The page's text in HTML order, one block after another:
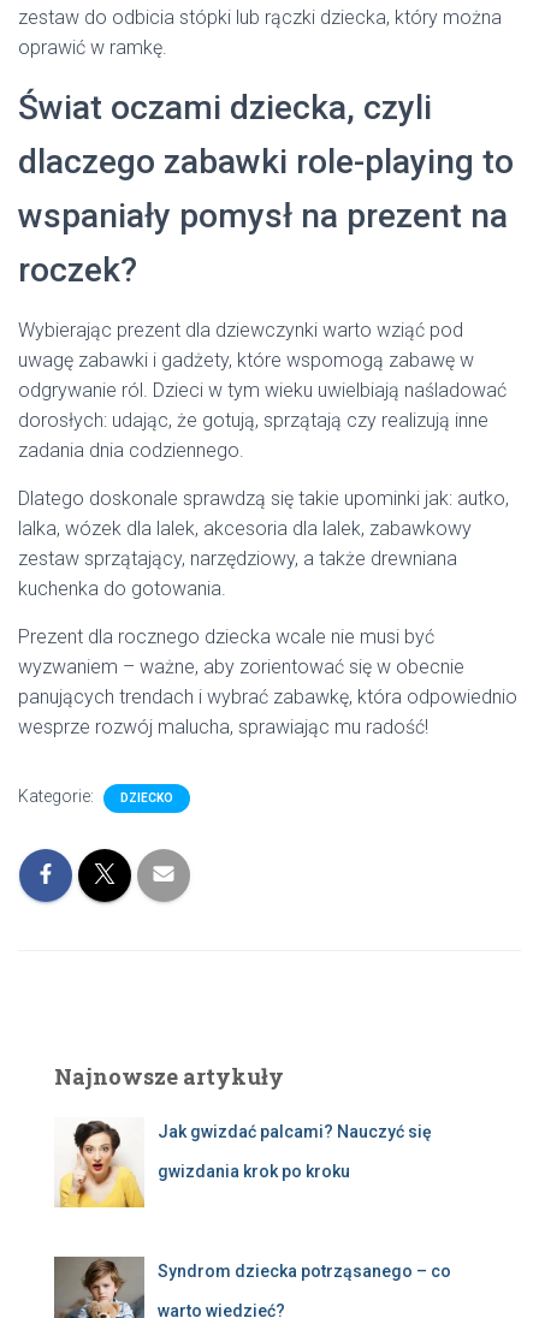
zestaw do odbicia stópki lub rączki dziecka, który można
oprawić w ramkę.
Świat oczami dziecka, czyli
dlaczego zabawki role-playing to
wspaniały pomysł na prezent na
roczek?
Wybierając prezent dla dziewczynki warto wziąć pod
uwagę zabawki i gadżety, które wspomogą zabawę w
odgrywanie ról. Dzieci w tym wieku uwielbiają naśladować
dorosłych: udając, że gotują, sprzątają czy realizują inne
zadania dnia codziennego.
Dlatego doskonale sprawdzą się takie upominki jak: autko,
lalka, wózek dla lalek, akcesoria dla lalek, zabawkowy
zestaw sprzątający, narzędziowy, a także drewniana
kuchenka do gotowania.
Prezent dla rocznego dziecka wcale nie musi być
wyzwaniem – ważne, aby zorientować się w obecnie
panujących trendach i wybrać zabawkę, która odpowiednio
wesprze rozwój malucha, sprawiając mu radość!
Kategorie: DZIECKO
Najnowsze artykuły
Jak gwizdać palcami? Nauczyć się
gwizdania krok po kroku
Syndrom dziecka potrząsanego – co
warto wiedzieć?